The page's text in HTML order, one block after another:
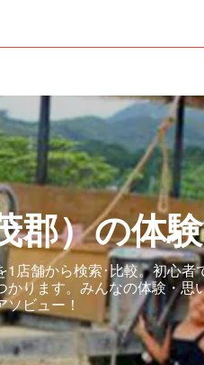
郡）の体
店舗から検索･比較。初心
ります。みんなの体験・
ビュー！